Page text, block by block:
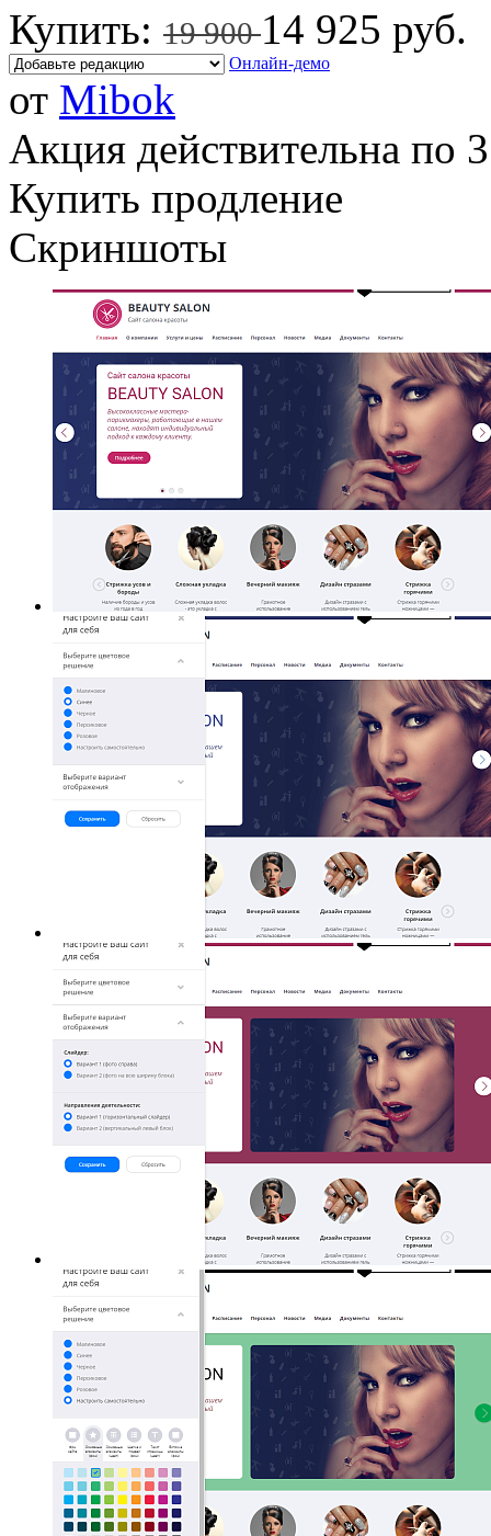
Купить: 19 90014 925 руб.
Онлайн-демо
от Mibok
Акция действительна по
Купить продление
Скриншоты